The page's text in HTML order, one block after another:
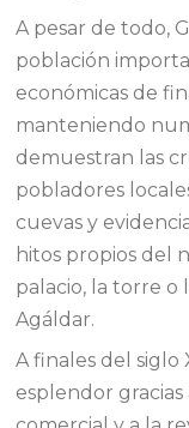
A pesar de todo,
población
económicas de
manteniendo
demuestran las
pobladores
cuevas y
hitos propios del
palacio, la torre o
Agáldar.
A finales del siglo
esplendor